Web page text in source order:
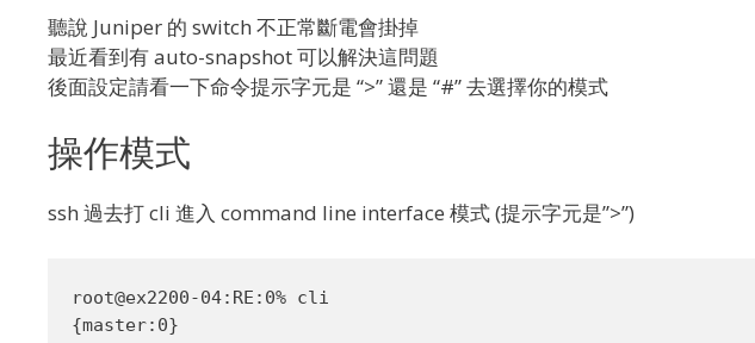
聽說 Juniper 的 switch 不正常斷電會掛掉
最近看到有 auto-snapshot 可以解決這問題
後面設定請看一下命令提示字元是 “>” 還是 “#” 去選擇你的模式
操作模式
ssh 過去打 cli 進入 command line interface 模式 (提示字元是”>”)
root@ex2200-04:RE:0% cli
{master:0}